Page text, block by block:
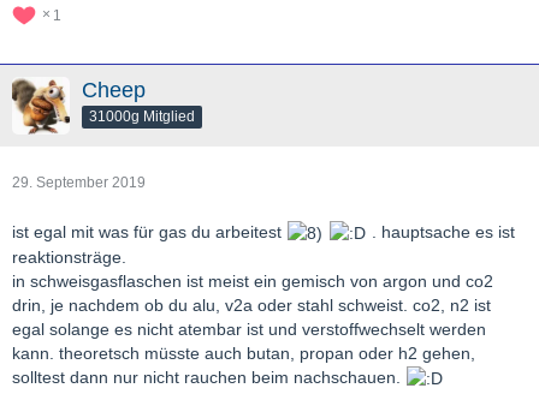
die FerkelFrüchtchen
Gruss
alibaba
PS: erst verköstigen und dann den Mädchen und Frauen und
mit gehangen
1
Cheep
31000g Mitglied
29. September 2019
ist egal mit was für gas du arbeitest
. hauptsache es ist
reaktionsträge.
in schweisgasflaschen ist meist ein gemisch von argon und co2
drin, je nachdem ob du alu, v2a oder stahl schweist. co2, n2 ist
egal solange es nicht atembar ist und verstoffwechselt werden
kann. theoretsch müsste auch butan, propan oder h2 gehen,
solltest dann nur nicht rauchen beim nachschauen.